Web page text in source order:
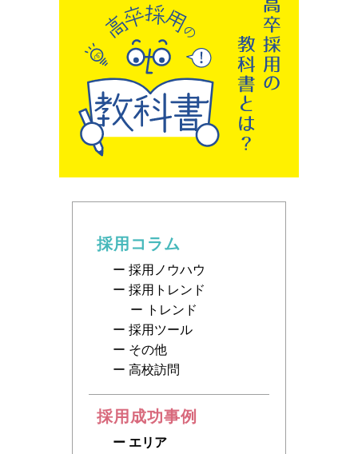
採用コラム
採用ノウハウ
採用トレンド
トレンド
採用ツール
その他
高校訪問
採用成功事例
エリア